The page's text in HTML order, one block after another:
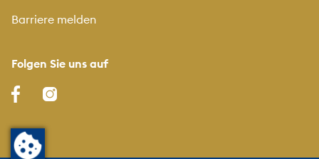
Barriere melden
Folgen Sie uns auf